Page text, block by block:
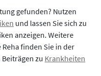
gefunden? Nutzen
und lassen Sie sich zu
anzeigen. Weitere
finden Sie in der
zu Krankheiten